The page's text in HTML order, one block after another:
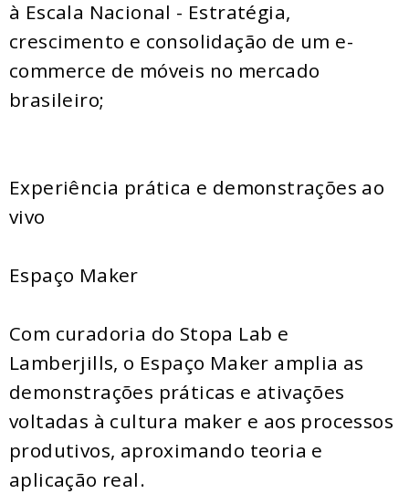
à Escala Nacional - Estratégia,
crescimento e consolidação de um e-
commerce de móveis no mercado
brasileiro;
Experiência prática e demonstrações ao
vivo
Espaço Maker
Com curadoria do Stopa Lab e
Lamberjills, o Espaço Maker amplia as
demonstrações práticas e ativações
voltadas à cultura maker e aos processos
produtivos, aproximando teoria e
aplicação real.